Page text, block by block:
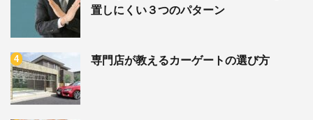
置しにくい３つのパターン
専門店が教えるカーゲートの選び方